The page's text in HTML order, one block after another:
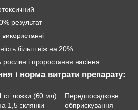
результат
використанні
більш ніж на 20%
рослин і проростання насіння
і норма витрати препарату:
ст ложки (60 мл)
1,5 склянки
Передпосадкове
обприскування